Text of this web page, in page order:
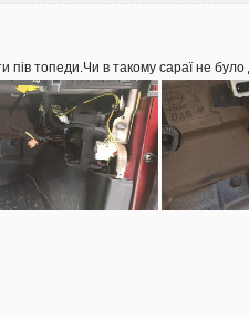
топеди.Чи в такому сараї не